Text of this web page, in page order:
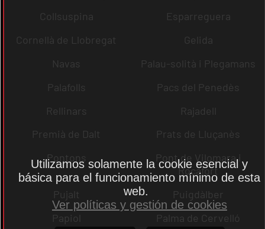
Collsuspina
Esparreguera
Cornellà de Llobregat
Gelida
Navas
Palau-solità i Plegamans
Palafolls
Pacs del Penedès
Rellinars
Rajadell
Premià de Dalt
Prats de Lluçanès
Pontons
Pont de Vilomara i
Rocafort
Pujalt
Puigdàlber
Papiol
Palma de Cervelló
Utilizamos solamente la cookie esencial y
básica para el funcionamiento mínimo de esta
web.
Ver políticas y gestión de cookies